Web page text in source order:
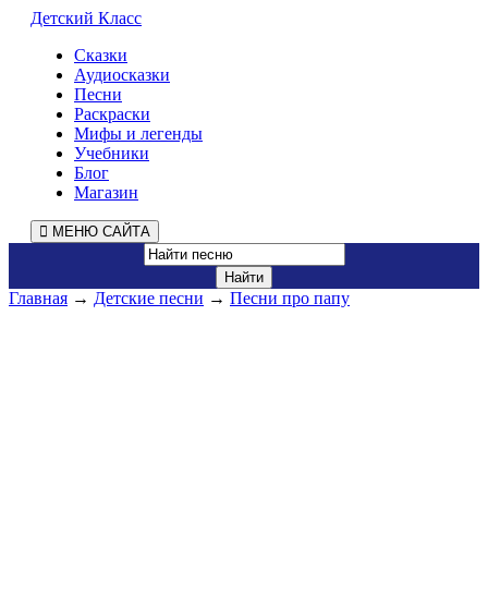
Детский Класс
Сказки
Аудиосказки
Песни
Раскраски
Мифы и легенды
Учебники
Блог
Магазин
МЕНЮ САЙТА
Главная → Детские песни → Песни про папу